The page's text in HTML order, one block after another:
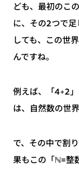
ども、最初のこ
に、その2つで
しても、この世
んですね。
例えば、「4÷2
は、自然数の世
で、その中で割
果もこの「ℕ=整